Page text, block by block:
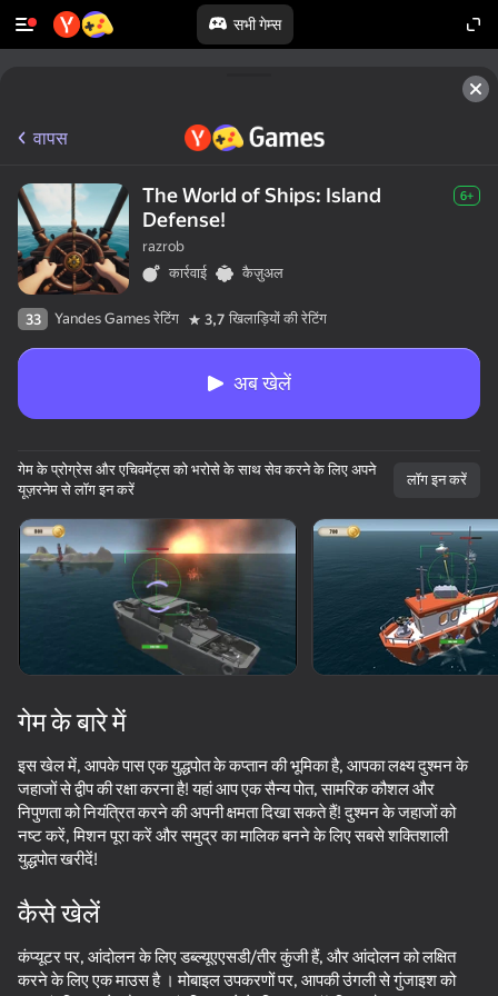
सभी गेम्स
डिवाइस घुमाएँ
यह गेम केवल लैंडस्केप
ओरिएंटेशन का समर्थन करता है
FPV Kamikaze drone simulator
59
Planes vs Tanks
60
Zombie Road: Cases Merge
60 59
वापस
The World of Ships: Island
Defense!
6+
razrob
कार्रवाई
कैज़ुअल
33 Yandes Games रेटिंग 3,7 खिलाड़ियों की रेटिंग
अब खेलें
गेम के प्रोग्रेस और एचिवमेंट्स को भरोसे के साथ सेव करने के लिए अपने
यूज़रनेम से लॉग इन करें
लॉग इन करें
गेम के बारे में
इस खेल में, आपके पास एक युद्धपोत के कप्तान की भूमिका है, आपका लक्ष्य दुश्मन के
जहाजों से द्वीप की रक्षा करना है! यहां आप एक सैन्य पोत, सामरिक कौशल और
निपुणता को नियंत्रित करने की अपनी क्षमता दिखा सकते हैं! दुश्मन के जहाजों को
नष्ट करें, मिशन पूरा करें और समुद्र का मालिक बनने के लिए सबसे शक्तिशाली
युद्धपोत खरीदें!
कैसे खेलें
कंप्यूटर पर, आंदोलन के लिए डब्ल्यूएएसडी/तीर कुंजी हैं, और आंदोलन को लक्षित
करने के लिए एक माउस है । मोबाइल उपकरणों पर, आपकी उंगली से गुंजाइश को